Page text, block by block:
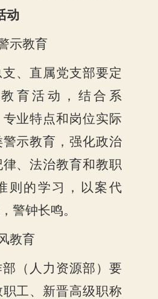
动
示教育
、直属党支部要定
育活动，结合系
专业特点和岗位实际
示教育，强化政治
、法治教育和教职
则的学习，以案代
警钟长鸣。
教育
（人力资源部）要
工、新晋高级职称